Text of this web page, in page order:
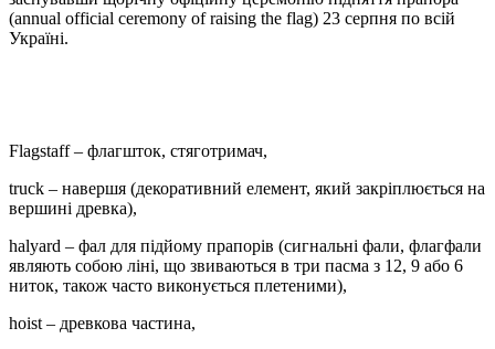
(annual official ceremony of raising the flag) 23 серпня по всій
Україні.
Flagstaff – флагшток, стяготримач,
truck – навершя (декоративний елемент, який закріплюється на
вершині древка),
halyard – фал для підйому прапорів (сигнальні фали, флагфали
являють собою ліні, що звиваються в три пасма з 12, 9 або 6
ниток, також часто виконується плетеними),
hoist – древкова частина,